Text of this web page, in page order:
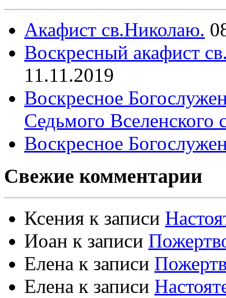
Акафист св.Николаю.
Воскресный акафист
11.11.2019
Воскресное
Седьмого Вселенского
Воскресное
Свежие комментарии
Ксения к записи
Иоан к записи
Елена к записи
Елена к записи